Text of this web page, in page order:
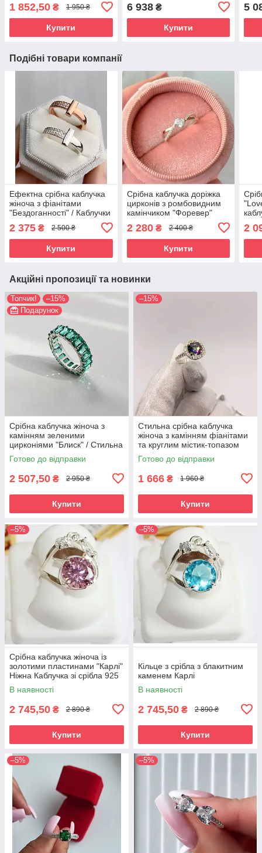
1 852,50 ₴ 1 950 ₴
Купити
6 938₴
Купити
5
Подібні товари компанії
Ефектна срібна каблучка
жіноча з фіанітами
"Бездоганності" / Каблучки
2 375 ₴ 2 500 ₴
Купити
Срібна каблучка доріжка
цирконів з ромбовидним
камінчиком "Форевер"
проби)
2 280₴ 2 400 ₴
Купити
2
Акційні пропозиції та новинки
Топчик!
–15%
Подарунок
Срібна каблучка жіноча з
камінням зеленими
цирконіями "Блиск" / Стильна
каблучка, доріжка з каменів
925 проби
Готово до відправки
2 507,50 ₴ 2 950 ₴
Купити
–15%
Стильна срібна каблучка
жіноча з камінням фіанітами
та круглим містик-топазом
"Карі"
Готово до відправки
1 666 ₴ 1 960 ₴
Купити
–5%
Срібна каблучка жіноча із
золотими пластинами "Карлі"
Ніжна Каблучка зі срібла 925
проби та золота 375 проби
В наявності
2 745,50 ₴ 2 890 ₴
Купити
–5%
Кільце з срібла з блакитним
каменем Карлі
В наявності
2 745,50 ₴ 2 890 ₴
Купити
–5% –5%